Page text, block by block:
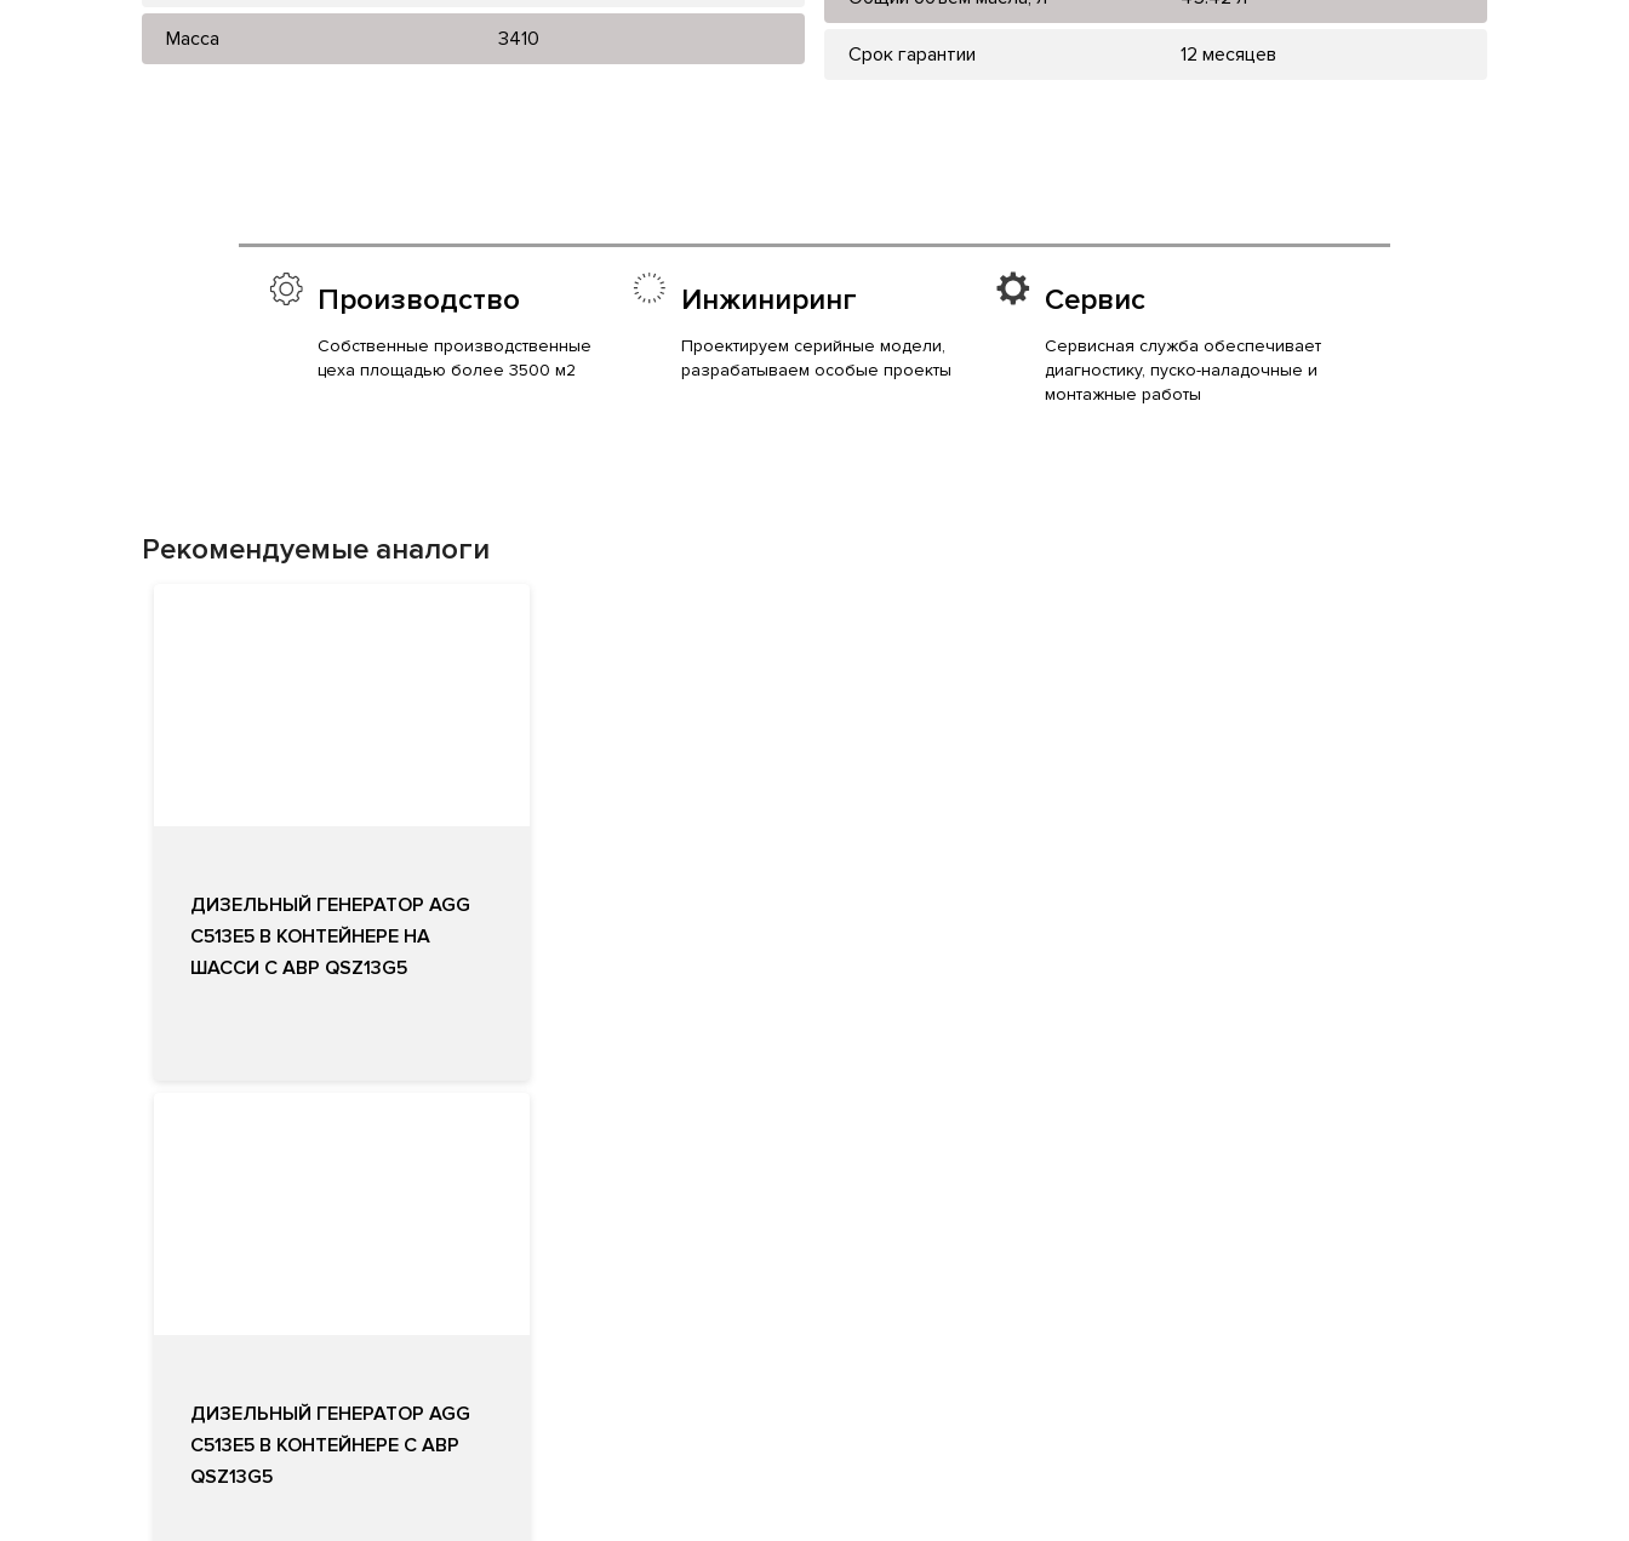
Масса 3410
Срок гарантии 12 месяцев
Производство
Собственные производственные
цеха площадью более 3500 м2
Инжиниринг
Проектируем серийные модели,
разрабатываем особые проекты
Сервис
Сервисная служба обеспечивает
диагностику, пуско-наладочные и
монтажные работы
Рекомендуемые аналоги
ДИЗЕЛЬНЫЙ ГЕНЕРАТОР AGG
C513E5 В КОНТЕЙНЕРЕ НА
ШАССИ С АВР QSZ13G5
ДИЗЕЛЬНЫЙ ГЕНЕРАТОР AGG
C513E5 В КОНТЕЙНЕРЕ С АВР
QSZ13G5